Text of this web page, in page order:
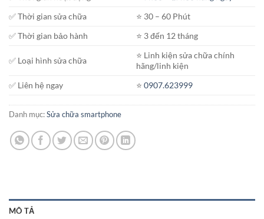
✅ Thời gian sửa chữa
⭐️ 30 – 60 Phút
✅ Thời gian bảo hành
⭐️ 3 đến 12 tháng
✅ Loại hình sửa chữa
⭐️ Linh kiện sửa chữa chính
hãng/linh kiện
✅ Liên hệ ngay
⭐️0907.623999
Danh mục:Sửa chữa smartphone
MÔ TẢ